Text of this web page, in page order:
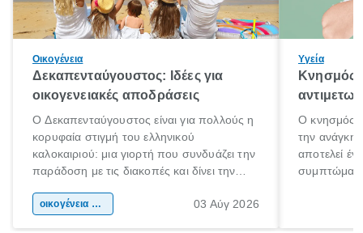
Οικογένεια
Δεκαπενταύγουστος: Ιδέες για
οικογενειακές αποδράσεις
Ο Δεκαπενταύγουστος είναι για πολλούς η
κορυφαία στιγμή του ελληνικού
καλοκαιριού: μια γιορτή που συνδυάζει την
παράδοση με τις διακοπές και δίνει την
χώρας. Είτε πρόκειται για λίγες μέρες
οικογένεια & παιδί 03 Αύγ 2026
Υγεία
Κνησμός:
Ο κνησμός
την ανάγκη
αποτελεί